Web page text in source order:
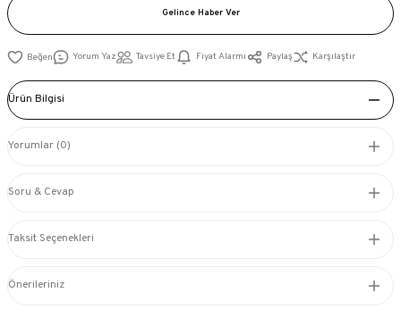
Gelince Haber Ver
Yorum Yaz Tavsiye Et Fiyat Alarmı Paylaş Karşılaştır
Ürün Bilgisi
Yorumlar (0)
Soru & Cevap
Taksit Seçenekleri
Önerileriniz